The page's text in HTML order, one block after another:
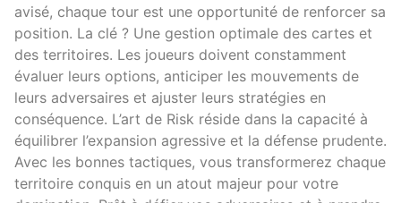
avisé, chaque tour est une opportunité de renforcer sa
position. La clé ? Une gestion optimale des cartes et
des territoires. Les joueurs doivent constamment
évaluer leurs options, anticiper les mouvements de
leurs adversaires et ajuster leurs stratégies en
conséquence. L’art de Risk réside dans la capacité à
équilibrer l’expansion agressive et la défense prudente.
Avec les bonnes tactiques, vous transformerez chaque
territoire conquis en un atout majeur pour votre